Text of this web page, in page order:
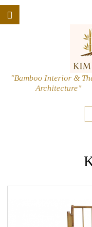
"Bamboo Interior &
Architecture"